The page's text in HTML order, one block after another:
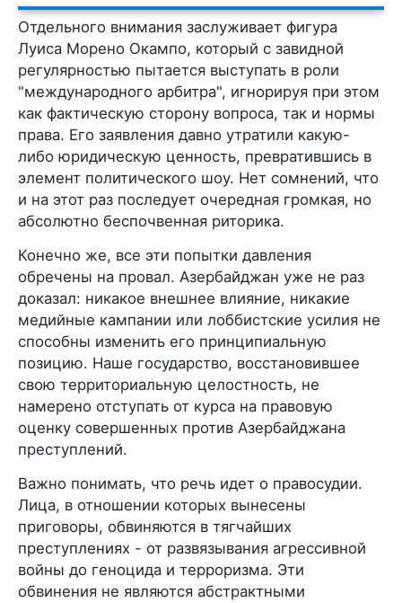
Отдельного внимания заслуживает фигура
Луиса Морено Окампо, который с завидной
регулярностью пытается выступать в роли
"международного арбитра", игнорируя при этом
как фактическую сторону вопроса, так и нормы
права. Его заявления давно утратили какую-
либо юридическую ценность, превратившись в
элемент политического шоу. Нет сомнений, что
и на этот раз последует очередная громкая, но
абсолютно беспочвенная риторика.
Конечно же, все эти попытки давления
обречены на провал. Азербайджан уже не раз
доказал: никакое внешнее влияние, никакие
медийные кампании или лоббистские усилия не
способны изменить его принципиальную
позицию. Наше государство, восстановившее
свою территориальную целостность, не
намерено отступать от курса на правовую
оценку совершенных против Азербайджана
преступлений.
Важно понимать, что речь идет о правосудии.
Лица, в отношении которых вынесены
приговоры, обвиняются в тягчайших
преступлениях - от развязывания агрессивной
войны до геноцида и терроризма. Эти
обвинения не являются абстрактными